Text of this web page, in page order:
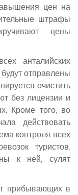
цен на
штрафы
цены
анталийских
отправлены
очистить
без лицензии и
Кроме того, во
действовать
контроля всех
туристов.
к ней, сулят
прибывающих в